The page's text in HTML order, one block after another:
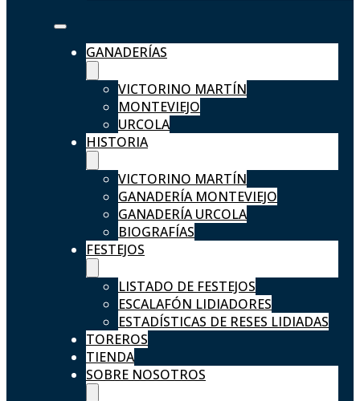
GANADERÍAS
VICTORINO MARTÍN
MONTEVIEJO
URCOLA
HISTORIA
VICTORINO MARTÍN
GANADERÍA MONTEVIEJO
GANADERÍA URCOLA
BIOGRAFÍAS
FESTEJOS
LISTADO DE FESTEJOS
ESCALAFÓN LIDIADORES
ESTADÍSTICAS DE RESES LIDIADAS
TOREROS
TIENDA
SOBRE NOSOTROS